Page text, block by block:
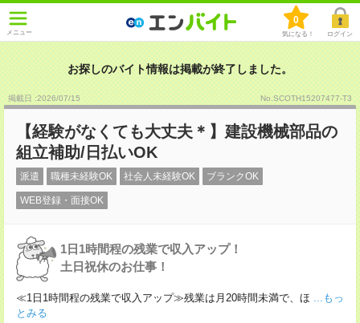
メニュー
0
気になる！ ログイン
お探しのバイト情報は掲載が終了しました。
掲載日 :2026/07/15 No.SCOTH15207477-T3
【経験がなくても大丈夫＊】建設機械部品の
組立補助/日払いOK
派遣 職種未経験OK 社会人未経験OK ブランクOK
WEB登録・面接OK
1日1時間程の残業で収入アップ！
土日祝休のお仕事！
≪1日1時間程の残業で収入アップ≫残業は月20時間未満で、ほ ...もっ
とみる